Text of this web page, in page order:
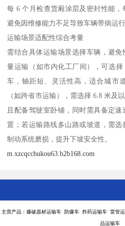
每 6 个月检查货厢涂层及密封性能，
避免因维修能力不足导致车辆带病运行
运输场景适配性综合考量​
需结合具体运输场景选择车辆，避
量运输（如市内化工厂间），可选
车，轴距短、灵活性高，适合城市
（如跨省市运输），需选择 6.8 米及
且配备驾驶室卧铺，同时需具备定
置；若运输路线多山路或坡道，需
制动系统磨损，提升下坡安全性。​
m.xzcqcchukou63.b2b168.com
主营产品：爆破器材运输车 防爆车 炸药运输车 雷管
品运输车